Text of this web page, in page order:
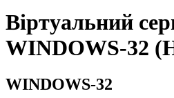
Віртуальний
WINDOWS-32
WINDOWS-32